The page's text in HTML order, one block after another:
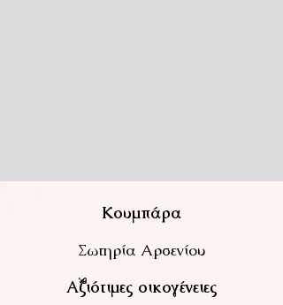
Κουμπάρα
Σωτηρία Αρσενίου
Αξιότιμες οικογένειες